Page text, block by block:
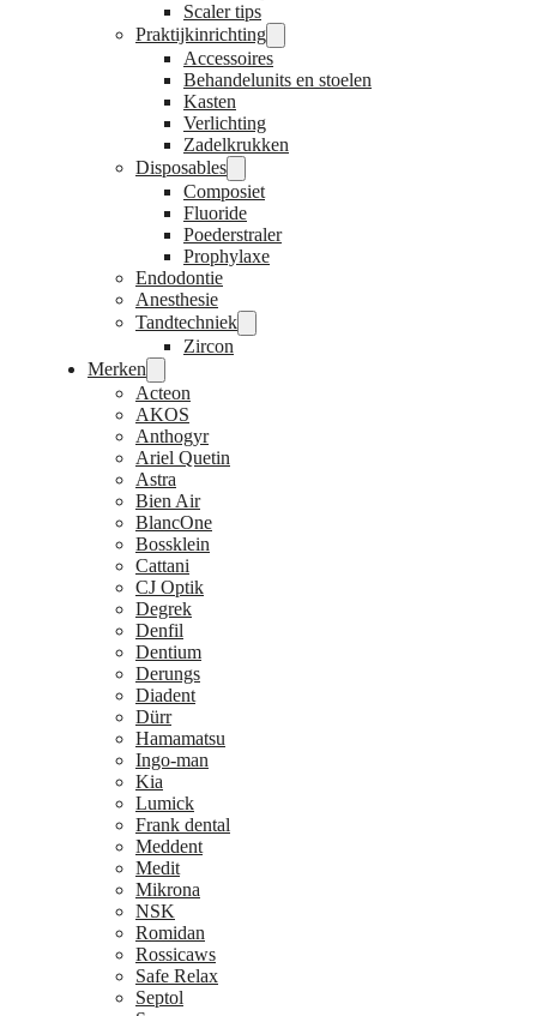
Scaler tips
Praktijkinrichting
Accessoires
Behandelunits en stoelen
Kasten
Verlichting
Zadelkrukken
Disposables
Composiet
Fluoride
Poederstraler
Prophylaxe
Endodontie
Anesthesie
Tandtechniek
Zircon
Merken
Acteon
AKOS
Anthogyr
Ariel Quetin
Astra
Bien Air
BlancOne
Bossklein
Cattani
CJ Optik
Degrek
Denfil
Dentium
Derungs
Diadent
Dürr
Hamamatsu
Ingo-man
Kia
Lumick
Frank dental
Meddent
Medit
Mikrona
NSK
Romidan
Rossicaws
Safe Relax
Septol